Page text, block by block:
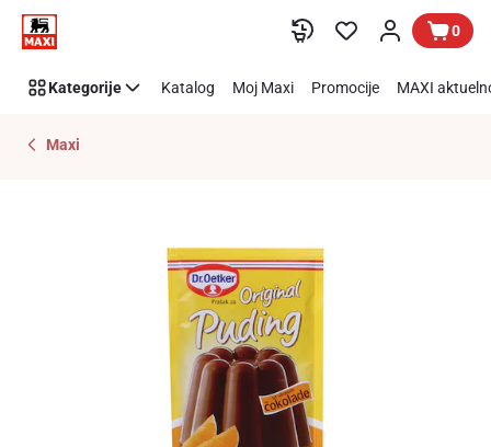
Preskoči link 0
Kategorije Katalog Moj Maxi Promocije MAXI
Maxi